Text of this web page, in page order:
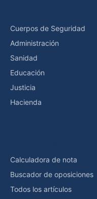
Cuerpos de Seguridad
Administración
Sanidad
Educación
Justicia
Hacienda
Calculadora de nota
Buscador de oposiciones
Todos los artículos